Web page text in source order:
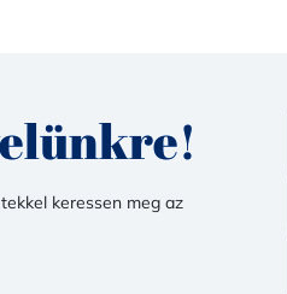
keressen meg az